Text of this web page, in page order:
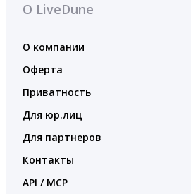
О LiveDune
О компании
Оферта
Приватность
Для юр.лиц
Для партнеров
Контакты
API / MCP